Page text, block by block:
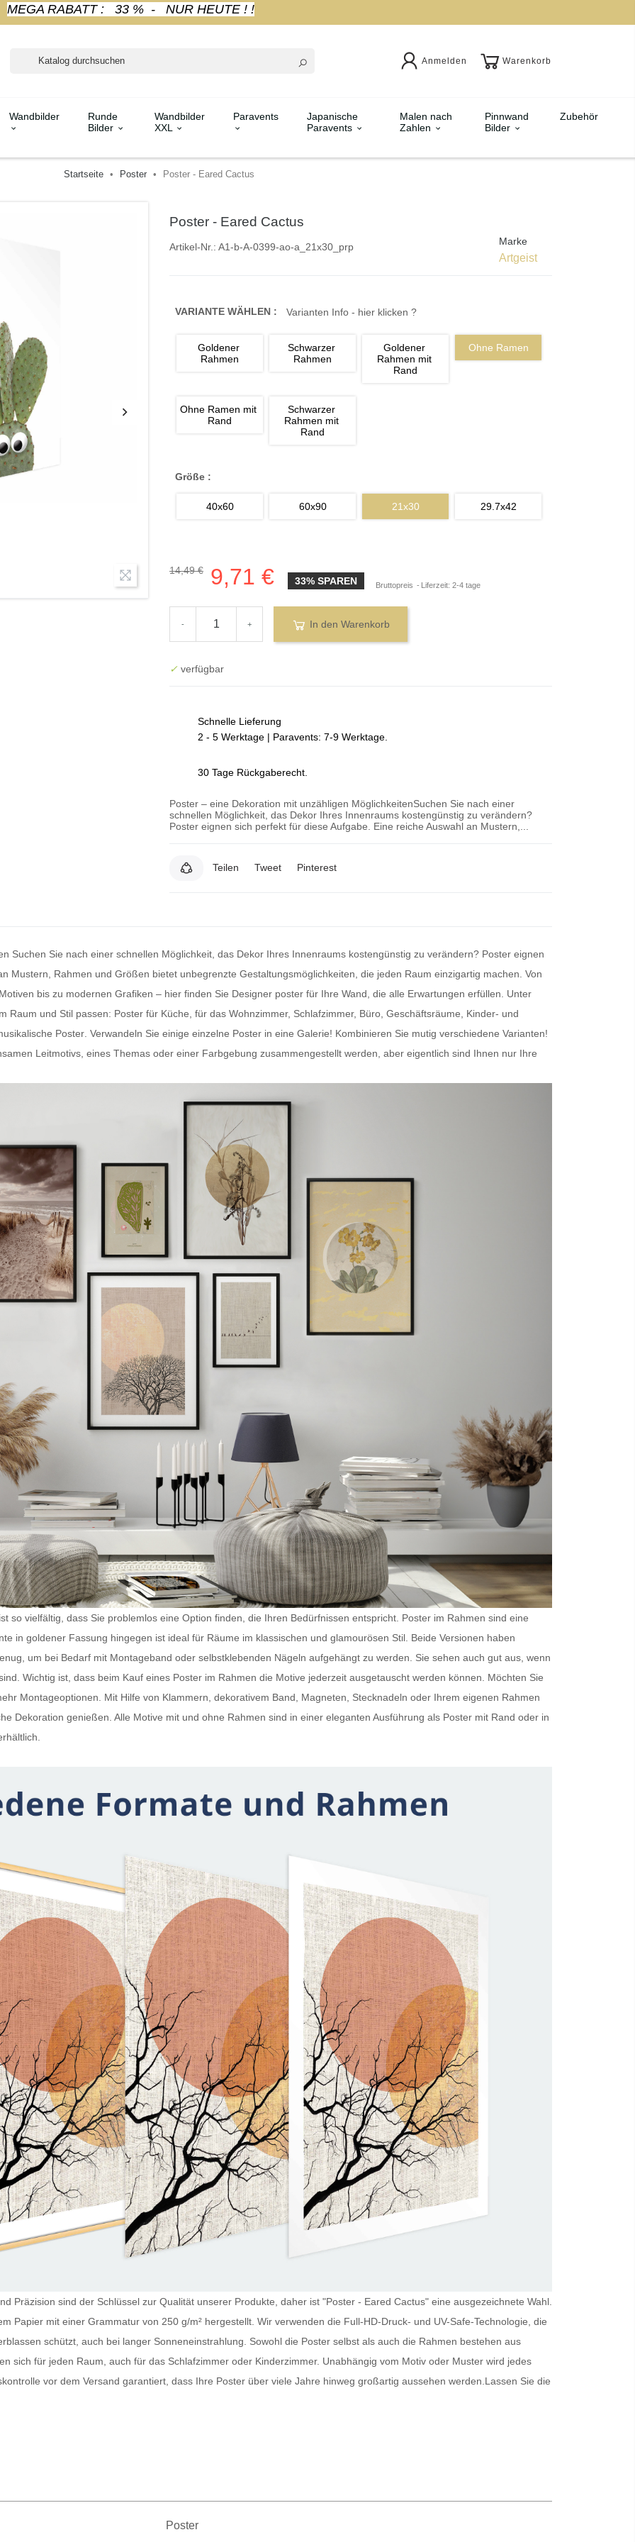
MEGA RABATT : 33 % - NUR HEUTE ! !
Anmelden Warenkorb
Wandbilder
Runde
Bilder
Wandbilder
XXL
Paravents
Japanische
Paravents
Malen nach
Zahlen
Pinnwand
Bilder
Zubehör
Startseite Poster Poster - Eared Cactus
Poster - Eared Cactus
Artikel-Nr.: A1-b-A-0399-ao-a_21x30_prp Marke
Artgeist
VARIANTE WÄHLEN : Varianten Info - hier klicken ?
Goldener
Rahmen
Schwarzer
Rahmen
Goldener
Rahmen mit
Rand
Ohne Ramen
Ohne Ramen mit
Rand
Schwarzer
Rahmen mit
Rand
Größe :
40x60 60x90 21x30 29.7x42
14,49 € 9,71 € 33% SPAREN Bruttopreis Liferzeit: 2-4 tage
- + In den Warenkorb
✓ verfügbar
Schnelle Lieferung
2 - 5 Werktage | Paravents: 7-9 Werktage.
30 Tage Rückgaberecht.
Poster – eine Dekoration mit unzähligen MöglichkeitenSuchen Sie nach einer
schnellen Möglichkeit, das Dekor Ihres Innenraums kostengünstig zu verändern?
Poster eignen sich perfekt für diese Aufgabe. Eine reiche Auswahl an Mustern,...
Teilen Tweet Pinterest
Suchen Sie nach einer schnellen Möglichkeit, das Dekor Ihres Innenraums kostengünstig zu verändern? Poster eignen
Mustern, Rahmen und Größen bietet unbegrenzte Gestaltungsmöglichkeiten, die jeden Raum einzigartig machen. Von
bis zu modernen Grafiken – hier finden Sie Designer poster für Ihre Wand , die alle Erwartungen erfüllen. Unter
Raum und Stil passen: Poster für Küche , für das Wohnzimmer, Schlafzimmer, Büro, Geschäftsräume, Kinder- und
Poster . Verwandeln Sie einige einzelne Poster in eine Galerie! Kombinieren Sie mutig verschiedene Varianten!
Leitmotivs, eines Themas oder einer Farbgebung zusammengestellt werden, aber eigentlich sind Ihnen nur Ihre
so vielfältig, dass Sie problemlos eine Option finden, die Ihren Bedürfnissen entspricht. Poster im Rahmen sind eine
in goldener Fassung hingegen ist ideal für Räume im klassischen und glamourösen Stil. Beide Versionen haben
um bei Bedarf mit Montageband oder selbstklebenden Nägeln aufgehängt zu werden. Sie sehen auch gut aus, wenn
Wichtig ist, dass beim Kauf eines Poster im Rahmen die Motive jederzeit ausgetauscht werden können. Möchten Sie
Montageoptionen. Mit Hilfe von Klammern, dekorativem Band, Magneten, Stecknadeln oder Ihrem eigenen Rahmen
Dekoration genießen. Alle Motive mit und ohne Rahmen sind in einer eleganten Ausführung als Poster mit Rand oder in
Präzision sind der Schlüssel zur Qualität unserer Produkte, daher ist "Poster - Eared Cactus" eine ausgezeichnete Wahl.
Papier mit einer Grammatur von 250 g/m² hergestellt. Wir verwenden die Full-HD-Druck- und UV-Safe-Technologie, die
schützt, auch bei langer Sonneneinstrahlung. Sowohl die Poster selbst als auch die Rahmen bestehen aus
sich für jeden Raum, auch für das Schlafzimmer oder Kinderzimmer. Unabhängig vom Motiv oder Muster wird jedes
vor dem Versand garantiert, dass Ihre Poster über viele Jahre hinweg großartig aussehen werden. Lassen Sie die
Poster